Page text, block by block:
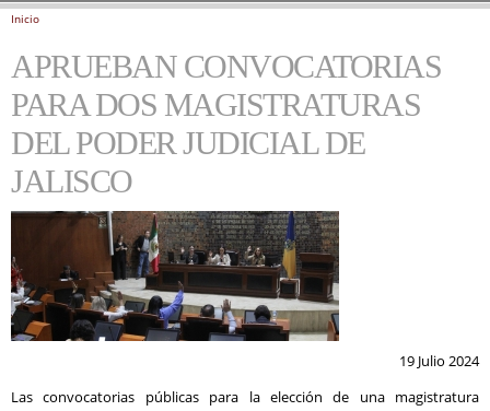
Inicio
APRUEBAN CONVOCATORIAS
PARA DOS MAGISTRATURAS
DEL PODER JUDICIAL DE
JALISCO
19 Julio 2024
Las convocatorias públicas para la elección de una magistratura